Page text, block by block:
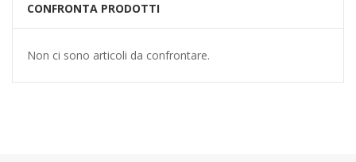
CONFRONTA PRODOTTI
Non ci sono articoli da confrontare.